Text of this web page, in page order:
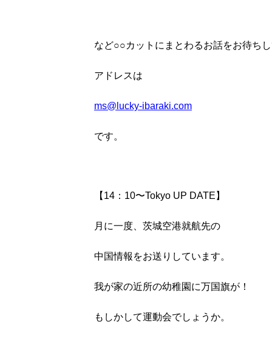
など○○カットにまとわるお話をお待ちし
アドレスは
ms@lucky-ibaraki.com
です。
【14：10〜Tokyo UP DATE】
月に一度、茨城空港就航先の
中国情報をお送りしています。
我が家の近所の幼稚園に万国旗が！
もしかして運動会でしょうか。